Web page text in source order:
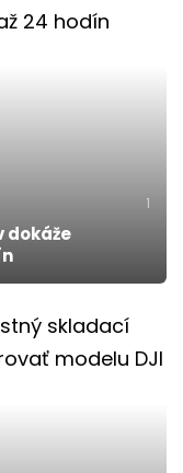
1
dokáže